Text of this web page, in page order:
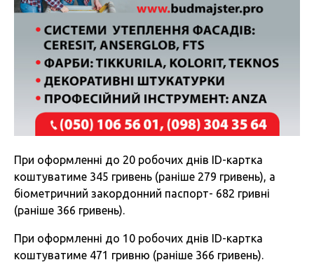
При оформленні до 20 робочих днів ID-картка
коштуватиме 345 гривень (раніше 279 гривень), а
біометричний закордонний паспорт- 682 гривні
(раніше 366 гривень).
При оформленні до 10 робочих днів ID-картка
коштуватиме 471 гривню (раніше 366 гривень).